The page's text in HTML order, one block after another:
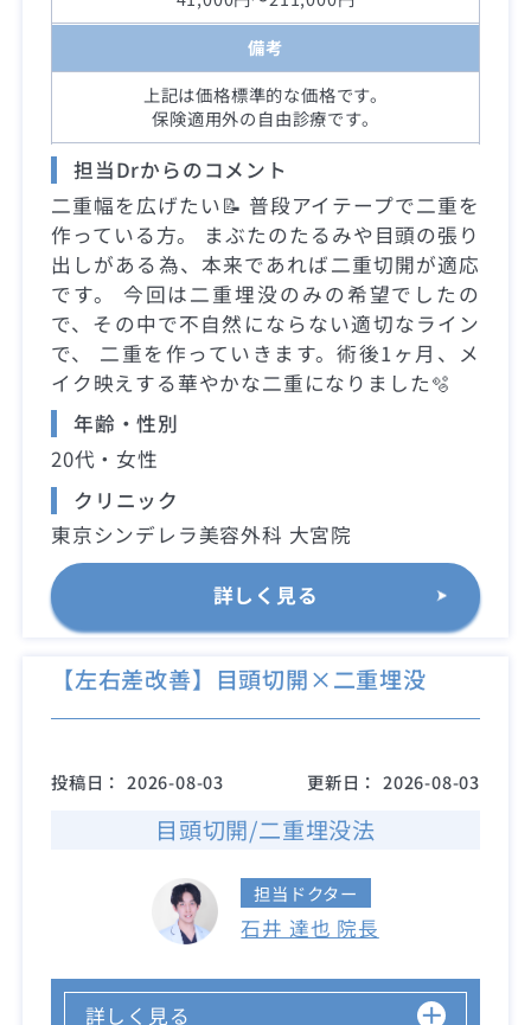
備考
上記は価格標準的な価格です。
保険適用外の自由診療です。
担当Drからのコメント
二重幅を広げたい📝 普段アイテープで二重を
作っている方。 まぶたのたるみや目頭の張り
出しがある為、本来であれば二重切開が適応
です。 今回は二重埋没のみの希望でしたの
で、その中で不自然にならない適切なライン
で、 二重を作っていきます。術後1ヶ月、メ
イク映えする華やかな二重になりました🫧
年齢・性別
20代・女性
クリニック
東京シンデレラ美容外科 大宮院
詳しく見る
【左右差改善】目頭切開×二重埋没
投稿日： 2026-08-03 更新日： 2026-08-03
目頭切開/二重埋没法
担当ドクター
石井 達也 院長
詳しく見る